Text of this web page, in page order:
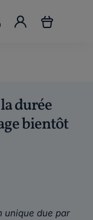
durée
bientôt
unique due par